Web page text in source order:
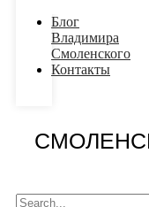
Блог
Владимира
Смоленского
Контакты